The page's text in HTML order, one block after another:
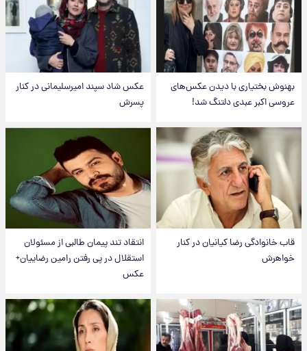
بهنوش بختیاری با دیدن عکس‌های
عروسی اکبر عبدی دلتنگ شد!
عکس شاد سپند امیرسلیمانی در کنار
پسرش
قاب خانوادگی رضا کیانیان در کنار
خواهرش
انتقاد تند پیمان طالبی از مسئولان
استقلال در پی رفتن رامین رضاییان+
عکس